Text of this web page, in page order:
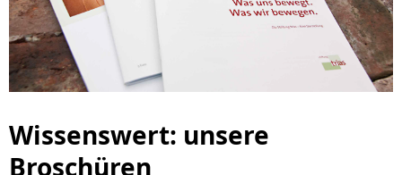
Wissenswert: unsere
Broschüren